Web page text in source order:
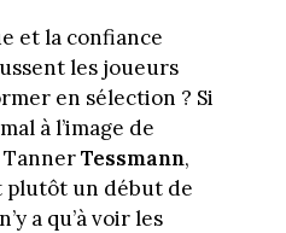
et la confiance
les joueurs
en sélection ? Si
à l’image de
TannerTessmann,
plutôt un début de
a qu’à voir les